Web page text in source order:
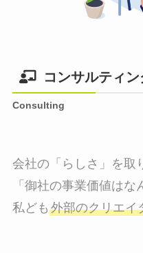
コンサルティン
Consulting
会社の「らしさ」を取
「御社の事業価値は
私ども 外部のクリエイ